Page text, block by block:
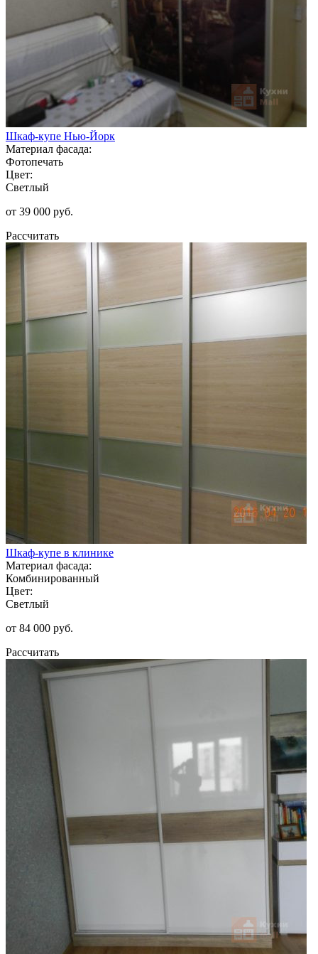
Шкаф-купе Нью-Йорк
Материал фасада:
Фотопечать
Цвет:
Светлый
от 39 000 руб.
Рассчитать
Шкаф-купе в клинике
Материал фасада:
Комбинированный
Цвет:
Светлый
от 84 000 руб.
Рассчитать